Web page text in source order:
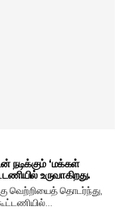
நடிக்கும் ‘மக்கள்
உருவாகிறது.
வெற்றியைத் தொடர்ந்து,